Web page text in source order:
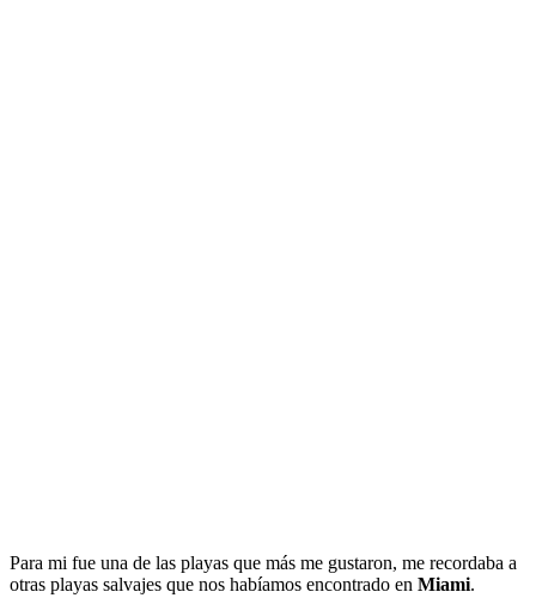
Para mi fue una de las playas que más me gustaron, me recordaba a
otras playas salvajes que nos habíamos encontrado en Miami.